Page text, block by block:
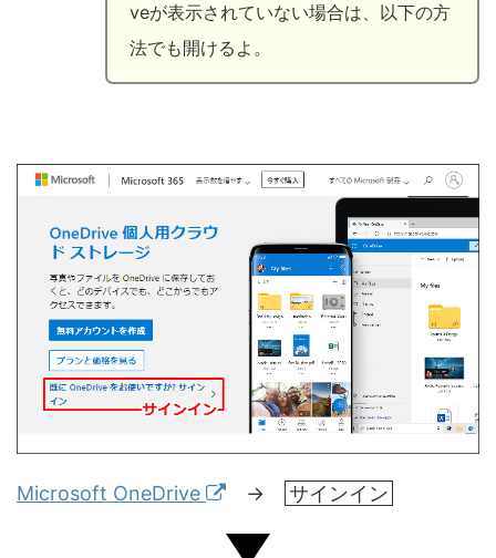
veが表示されていない場合は、以下の方
法でも開けるよ。
Microsoft OneDrive → サインイン